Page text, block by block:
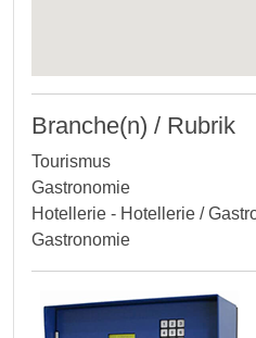
Branche(n) / Rubrik
Tourismus
Gastronomie
Hotellerie - Hotellerie /
Gastronomie